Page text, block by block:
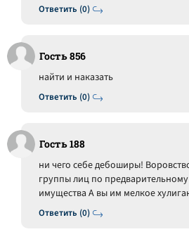
Ответить (0)
Гость 856
Ответить (0)
найти и наказать
Гость 188
Ответить (0)
ни чего себе дебоширы!
группы лиц по
имущества А вы им мелкое